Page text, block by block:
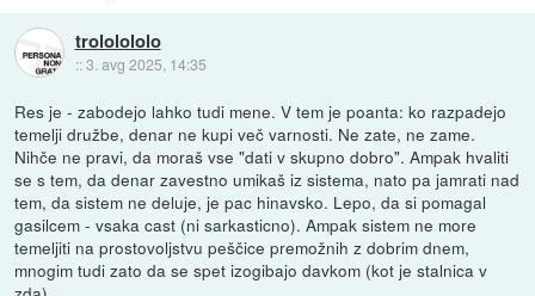
trololololo
::3. avg 2025, 14:35
Res je - zabodejo lahko tudi mene. V tem je poanta: ko razpadejo
temelji družbe, denar ne kupi več varnosti. Ne zate, ne zame.
Nihče ne pravi, da moraš vse "dati v skupno dobro". Ampak hvaliti
se s tem, da denar zavestno umikaš iz sistema, nato pa jamrati nad
tem, da sistem ne deluje, je pac hinavsko. Lepo, da si pomagal
gasilcem - vsaka cast (ni sarkasticno). Ampak sistem ne more
temeljiti na prostovoljstvu peščice premožnih z dobrim dnem,
mnogim tudi zato da se spet izogibajo davkom (kot je stalnica v